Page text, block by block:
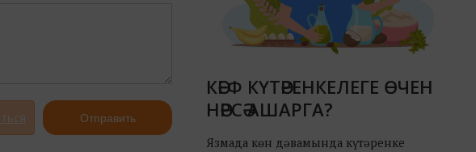
Отправить
КӘЕФ КҮТӘРЕНКЕЛЕГЕ ӨЧЕН
НӘРСӘ АШАРГА?
Язмада көн дәвамында күтәренке